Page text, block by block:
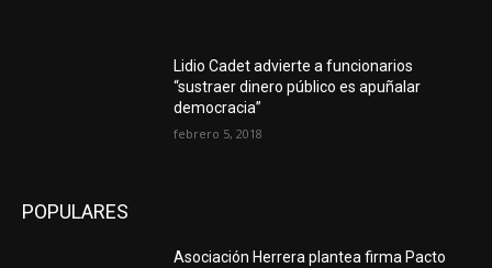
Lidio Cadet advierte a funcionarios
“sustraer dinero público es apuñalar
democracia”
febrero 5, 2018
POPULARES
Asociación Herrera plantea firma Pacto